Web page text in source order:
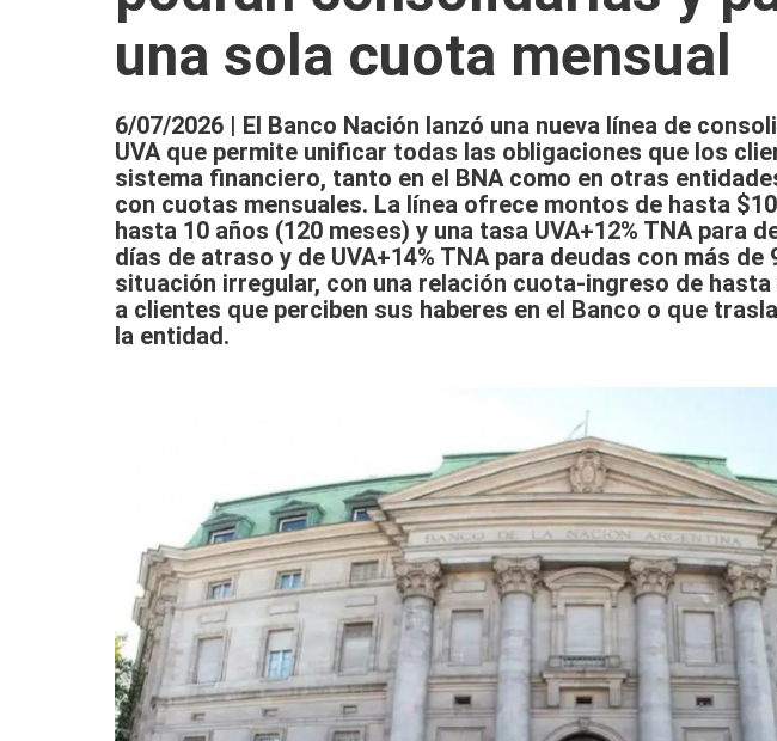
una sola cuota mensual
6/07/2026 | El Banco Nación lanzó una nueva línea de
UVA que permite unificar todas las obligaciones que los
sistema financiero, tanto en el BNA como en otras
con cuotas mensuales. La línea ofrece montos de hasta
hasta 10 años (120 meses) y una tasa UVA+12% TNA para
días de atraso y de UVA+14% TNA para deudas con más de
situación irregular, con una relación cuota-ingreso de hasta
a clientes que perciben sus haberes en el Banco o que
la entidad.